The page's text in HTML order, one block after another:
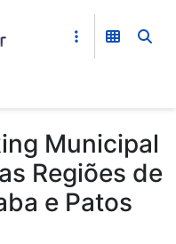
Municipal
Regiões de
e Patos